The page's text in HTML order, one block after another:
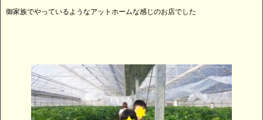
御家族でやっているようなアットホームな感じのお店でした